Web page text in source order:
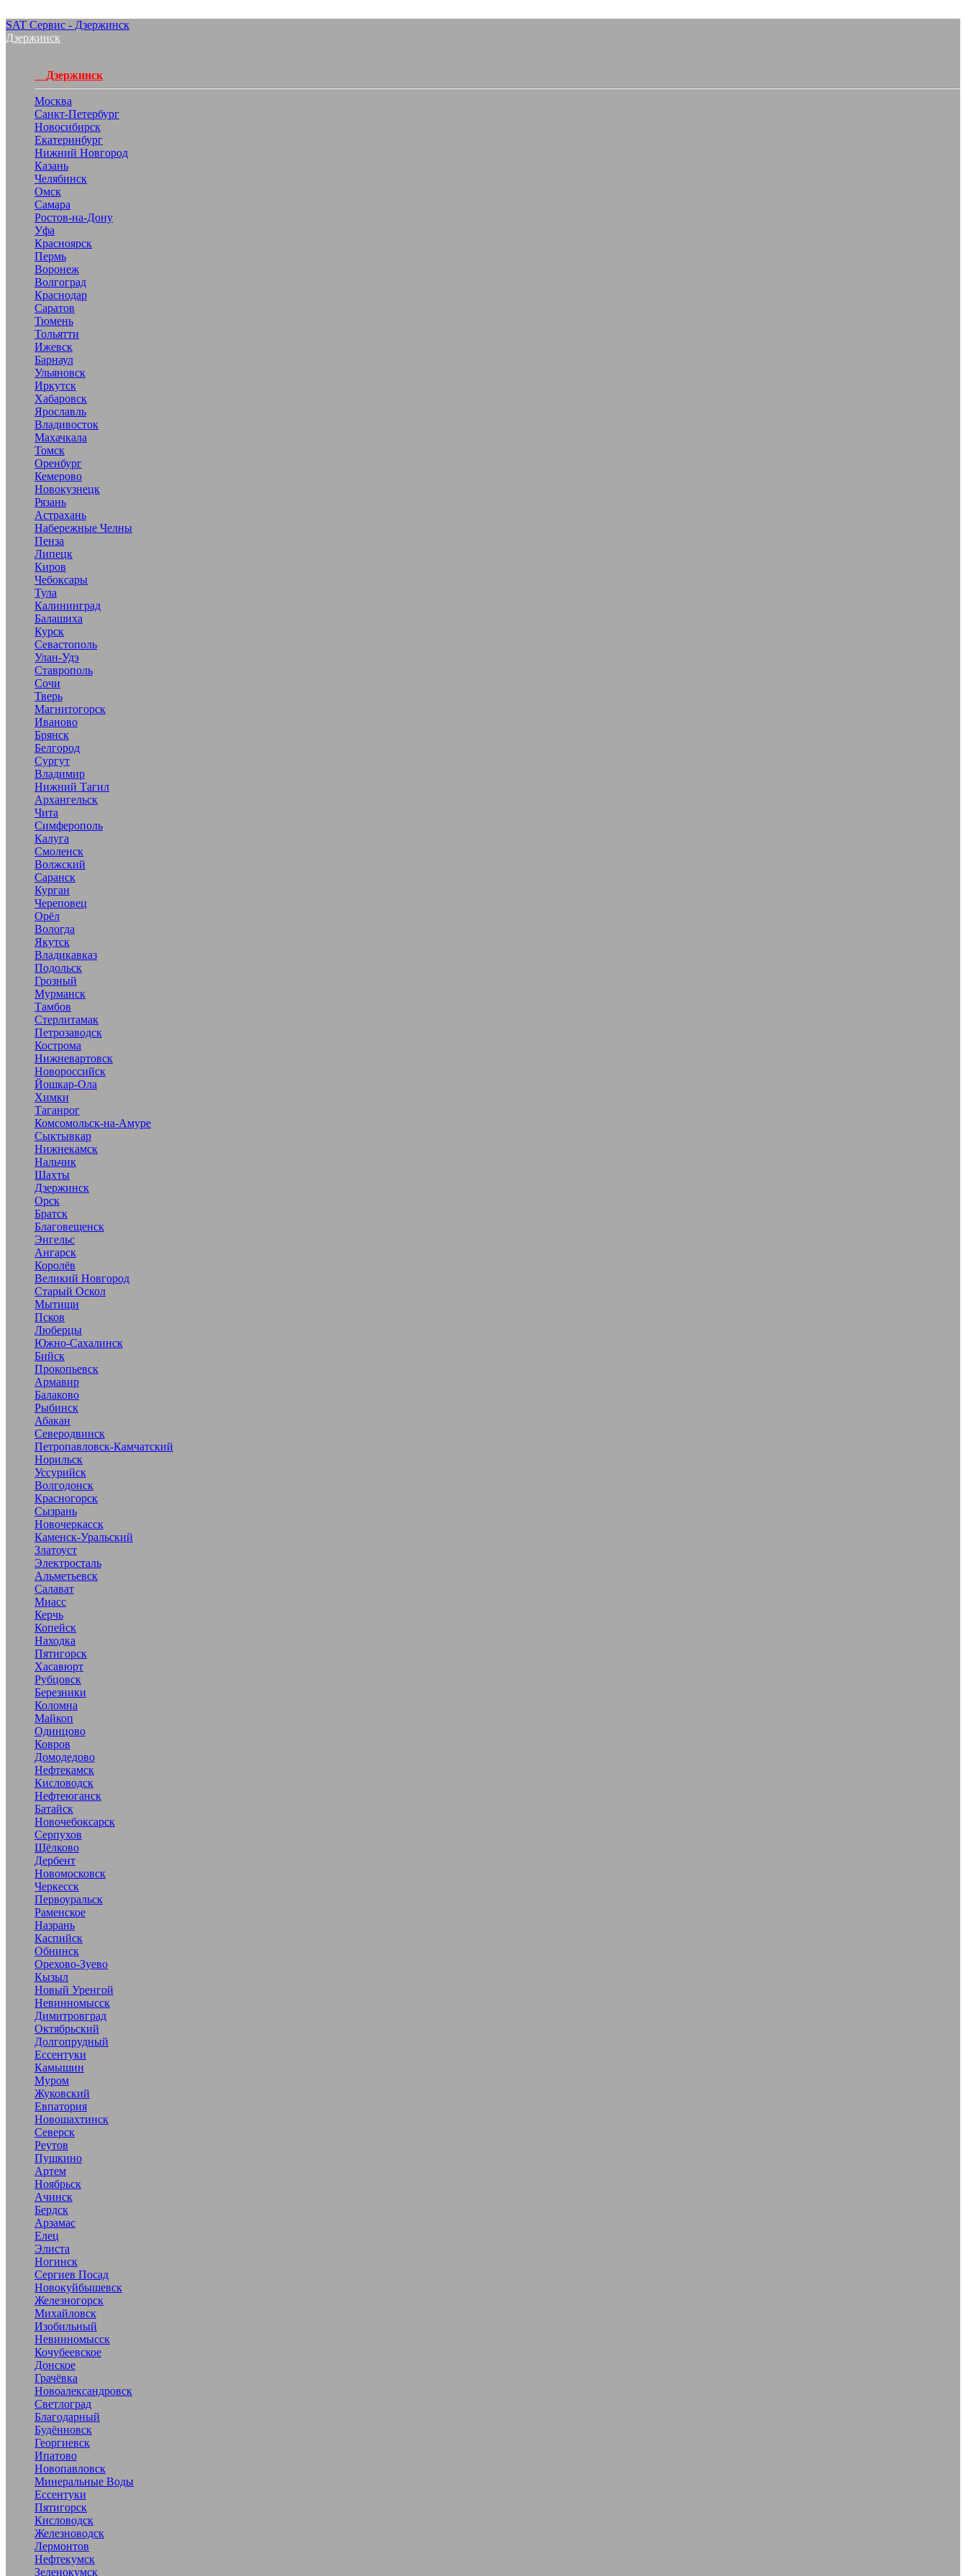
SAT Сервис - Дзержинск
Дзержинск
Дзержинск
Москва
Санкт-Петербург
Новосибирск
Екатеринбург
Нижний Новгород
Казань
Челябинск
Омск
Самара
Ростов-на-Дону
Уфа
Красноярск
Пермь
Воронеж
Волгоград
Краснодар
Саратов
Тюмень
Тольятти
Ижевск
Барнаул
Ульяновск
Иркутск
Хабаровск
Ярославль
Владивосток
Махачкала
Томск
Оренбург
Кемерово
Новокузнецк
Рязань
Астрахань
Набережные Челны
Пенза
Липецк
Киров
Чебоксары
Тула
Калининград
Балашиха
Курск
Севастополь
Улан-Удэ
Ставрополь
Сочи
Тверь
Магнитогорск
Иваново
Брянск
Белгород
Сургут
Владимир
Нижний Тагил
Архангельск
Чита
Симферополь
Калуга
Смоленск
Волжский
Саранск
Курган
Череповец
Орёл
Вологда
Якутск
Владикавказ
Подольск
Грозный
Мурманск
Тамбов
Стерлитамак
Петрозаводск
Кострома
Нижневартовск
Новороссийск
Йошкар-Ола
Химки
Таганрог
Комсомольск-на-Амуре
Сыктывкар
Нижнекамск
Нальчик
Шахты
Дзержинск
Орск
Братск
Благовещенск
Энгельс
Ангарск
Королёв
Великий Новгород
Старый Оскол
Мытищи
Псков
Люберцы
Южно-Сахалинск
Бийск
Прокопьевск
Армавир
Балаково
Рыбинск
Абакан
Северодвинск
Петропавловск-Камчатский
Норильск
Уссурийск
Волгодонск
Красногорск
Сызрань
Новочеркасск
Каменск-Уральский
Златоуст
Электросталь
Альметьевск
Салават
Миасс
Керчь
Копейск
Находка
Пятигорск
Хасавюрт
Рубцовск
Березники
Коломна
Майкоп
Одинцово
Ковров
Домодедово
Нефтекамск
Кисловодск
Нефтеюганск
Батайск
Новочебоксарск
Серпухов
Щёлково
Дербент
Новомосковск
Черкесск
Первоуральск
Раменское
Назрань
Каспийск
Обнинск
Орехово-Зуево
Кызыл
Новый Уренгой
Невинномысск
Димитровград
Октябрьский
Долгопрудный
Ессентуки
Камышин
Муром
Жуковский
Евпатория
Новошахтинск
Северск
Реутов
Пушкино
Артем
Ноябрьск
Ачинск
Бердск
Арзамас
Елец
Элиста
Ногинск
Сергиев Посад
Новокуйбышевск
Железногорск
Михайловск
Изобильный
Невинномысск
Кочубеевское
Донское
Грачёвка
Новоалександровск
Светлоград
Благодарный
Будённовск
Георгиевск
Ипатово
Новопавловск
Минеральные Воды
Ессентуки
Пятигорск
Кисловодск
Железноводск
Лермонтов
Нефтекумск
Зеленокумск